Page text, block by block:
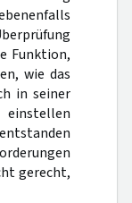
Funktion,
wie das
in seiner
einstellen
gerecht,